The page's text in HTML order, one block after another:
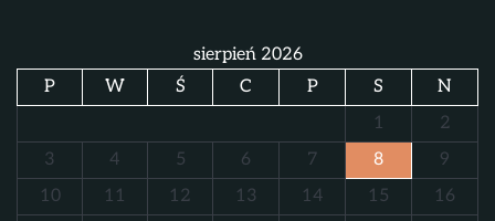
sierpień 2026
P
W Ś C P S
N
1
2
3
4 5 6 7 8
9
10
11 12 13 14 15
16